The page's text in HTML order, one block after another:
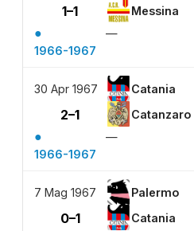
1–1 Messina
●
—
1966-1967
30 Apr 1967 Catania
2–1 Catanzaro
●
—
1966-1967
7 Mag 1967 Palermo
0–1 Catania